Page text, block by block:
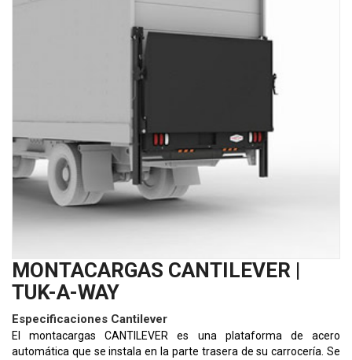
MONTACARGAS CANTILEVER |
TUK-A-WAY
Especificaciones Cantilever
El montacargas CANTILEVER es una plataforma de acero
automática que se instala en la parte trasera de su carrocería. Se